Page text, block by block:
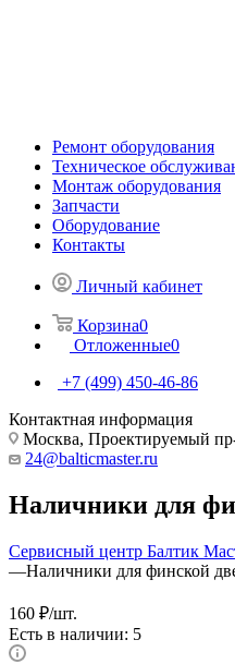
Ремонт оборудования
Техническое
Монтаж оборудования
Запчасти
Оборудование
Контакты
Личный кабинет
Корзина0
Отложенные0
+7 (499) 450-46-86
Контактная информация
Москва, Проектируемый
24@balticmaster.ru
Наличники для
Сервисный центр Балтик
—Наличники для финской
160 ₽/шт.
Есть в наличии: 5